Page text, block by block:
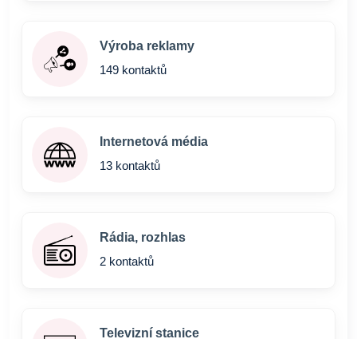
Výroba reklamy
149 kontaktů
Internetová média
13 kontaktů
Rádia, rozhlas
2 kontaktů
Televizní stanice